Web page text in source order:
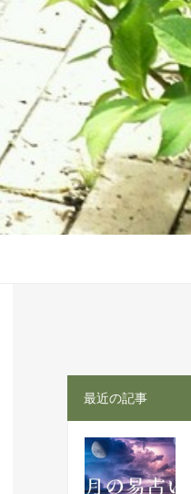
最近の記事